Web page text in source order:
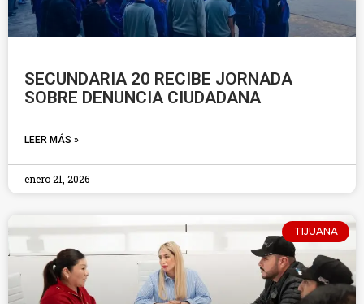
SECUNDARIA 20 RECIBE JORNADA
SOBRE DENUNCIA CIUDADANA
LEER MÁS »
enero 21, 2026
TIJUANA